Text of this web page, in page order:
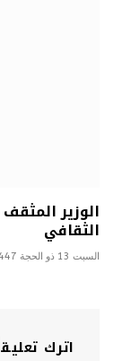
الوزير
الثقافي
السبت 13 ذو الحجة 1447هـ 30-5-2026م
اترك